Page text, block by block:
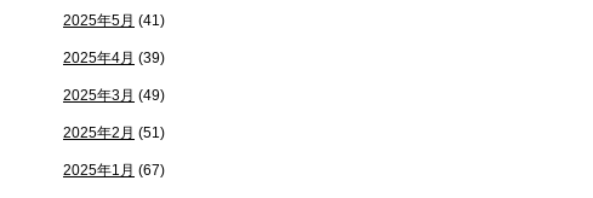
2025年5月 (41)
2025年4月 (39)
2025年3月 (49)
2025年2月 (51)
2025年1月 (67)